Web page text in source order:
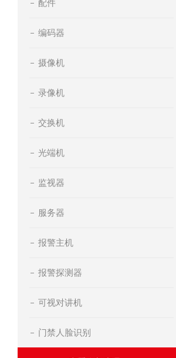
配件
编码器
摄像机
录像机
交换机
光端机
监视器
服务器
报警主机
报警探测器
可视对讲机
门禁人脸识别